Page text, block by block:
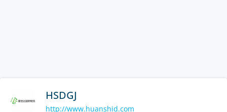
HSDGJ
http://www.huanshid.com